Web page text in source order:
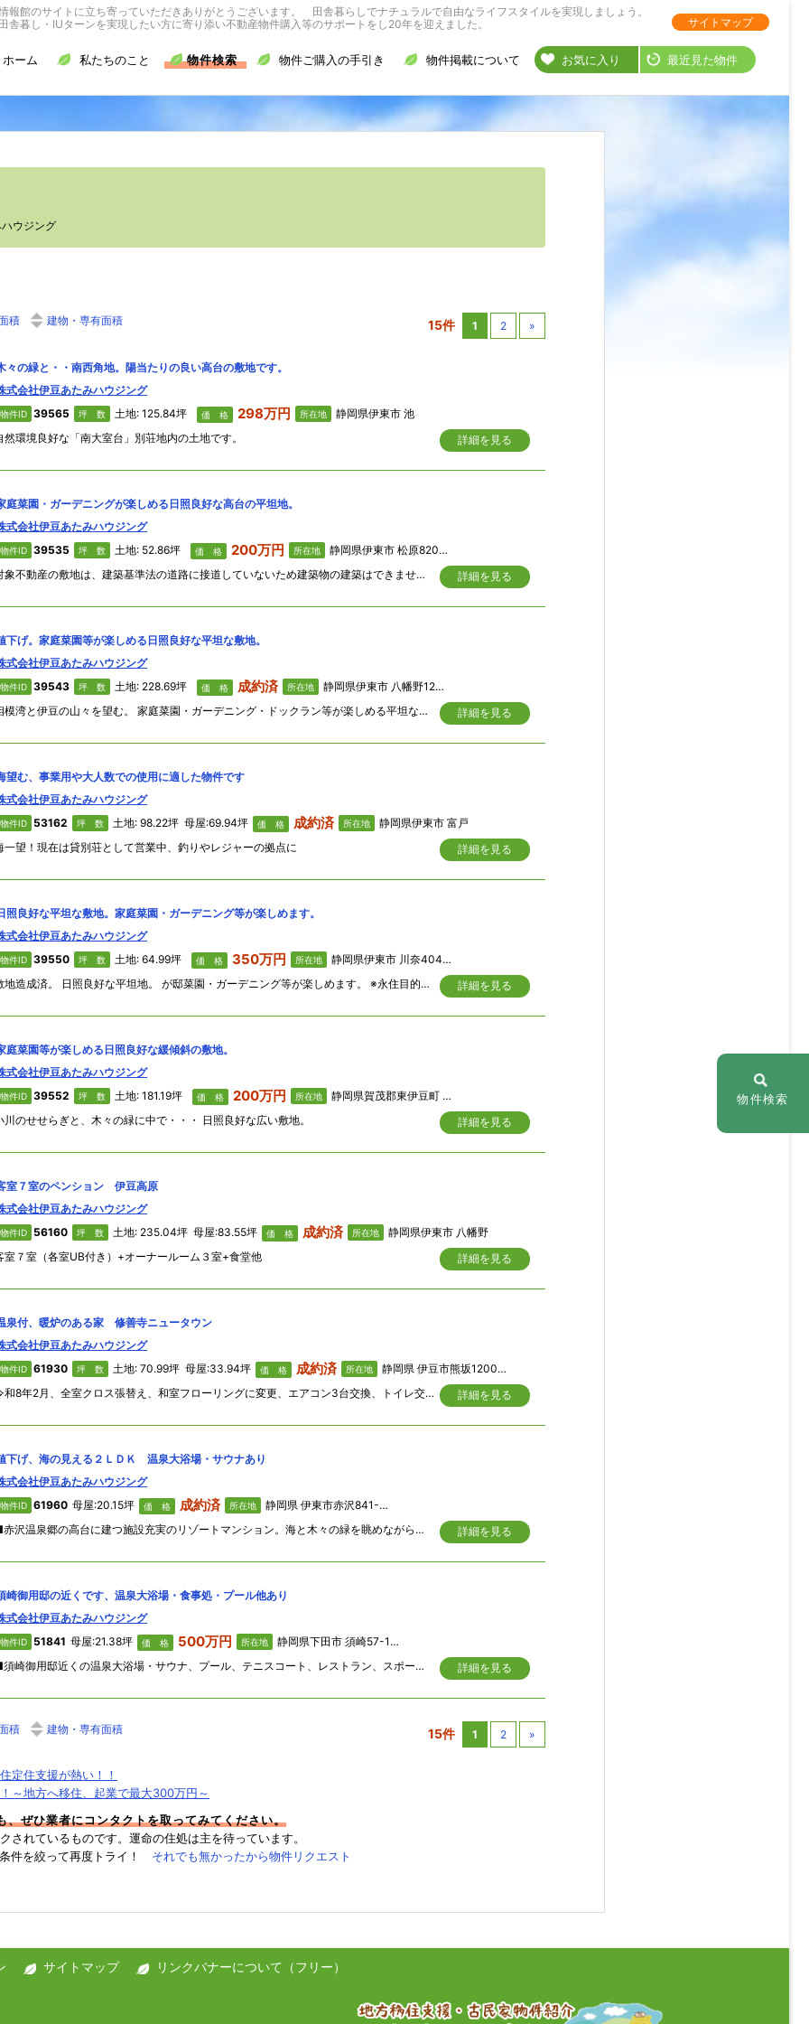
報館のサイトに立ち寄っていただきありがとうございます。 田舎暮らしでナチュラルで自由なライフスタイルを実現しましょう。
暮し・IUターンを実現したい方に寄り添い不動産物件購入等のサポートをし20年を迎えました。
サイトマップ
ホーム 私たちのこと 物件検索 物件ご購入の手引き 物件掲載について お気に入り 最近見た物件
ウジング
積 建物・専有面積 15件 1 2 »
々の緑と・・南西角地。陽当たりの良い高台の敷地です。
式会社伊豆あたみハウジング
物件ID 39565 坪 数 土地: 125.84坪 価 格 298万円 所在地
静岡県伊東市 池
然環境良好な「南大室台」別荘地内の土地です。
詳細を見る
庭菜園・ガーデニングが楽しめる日照良好な高台の平坦地。
式会社伊豆あたみハウジング
物件ID 39535 坪 数 土地: 52.86坪 価 格 200万円 所在地
静岡県伊東市 松原820番地
対象不動産の敷地は、建築基準法の道路に接道していないため建築物の建築はできません。隣接地所有者の承諾、および水路占有許可を取得することにより、建物物の建築が可能です。
詳細を見る
下げ。家庭菜園等が楽しめる日照良好な平坦な敷地。
式会社伊豆あたみハウジング
物件ID 39543 坪 数 土地: 228.69坪 価 格 成約済 所在地
静岡県伊東市 八幡野1243番地 「東興分譲地内」
相模湾と伊豆の山々を望む。 家庭菜園・ガーデニング・ドックラン等が楽しめる平坦な敷地。 東南向き、日照良好。
詳細を見る
望む、事業用や大人数での使用に適した物件です
式会社伊豆あたみハウジング
物件ID 53162 坪 数 土地: 98.22坪 母屋:69.94坪 価 格 成約済 所在地
静岡県伊東市 富戸
一望！現在は貸別荘として営業中、釣りやレジャーの拠点に
詳細を見る
照良好な平坦な敷地。家庭菜園・ガーデニング等が楽しめます。
式会社伊豆あたみハウジング
物件ID 39550 坪 数 土地: 64.99坪 価 格 350万円 所在地
静岡県伊東市 川奈404番地
敷地造成済。 日照良好な平坦地。 が邸菜園・ガーデニング等が楽しめます。 ※永住目的等の場合は緩和措置あり。
詳細を見る
庭菜園等が楽しめる日照良好な緩傾斜の敷地。
式会社伊豆あたみハウジング
物件ID 39552 坪 数 土地: 181.19坪 価 格 200万円 所在地
静岡県賀茂郡東伊豆町 奈良本1495番地 「三井熱川温泉」別荘地
川のせせらぎと、木々の緑に中で・・・ 日照良好な広い敷地。
詳細を見る
室７室のペンション 伊豆高原
式会社伊豆あたみハウジング
物件ID 56160 坪 数 土地: 235.04坪 母屋:83.55坪 価 格 成約済 所在地
静岡県伊東市 八幡野
室７室（各室UB付き）+オーナールーム３室+食堂他
詳細を見る
泉付、暖炉のある家 修善寺ニュータウン
式会社伊豆あたみハウジング
物件ID 61930 坪 数 土地: 70.99坪 母屋:33.94坪 価 格 成約済 所在地
静岡県 伊豆市熊坂1200-34
令和8年2月、全室クロス張替え、和室フローリングに変更、エアコン3台交換、トイレ交換済、屋根はカバー工法でリフォーム済です。
詳細を見る
下げ、海の見える２ＬＤＫ 温泉大浴場・サウナあり
式会社伊豆あたみハウジング
物件ID 61960 母屋:20.15坪 価 格 成約済 所在地
静岡県 伊東市赤沢841-1「エクセルヴィラ伊豆赤沢」
■赤沢温泉郷の高台に建つ施設充実のリゾートマンション。海と木々の緑を眺めながらのリゾートライフを！
詳細を見る
崎御用邸の近くです、温泉大浴場・食事処・プール他あり
式会社伊豆あたみハウジング
物件ID 51841 母屋:21.38坪 価 格 500万円 所在地
静岡県下田市 須崎57-1「アーバンヒルズ下田リゾート」
■須崎御用邸近くの温泉大浴場・サウナ、プール、テニスコート、レストラン、スポーツジム、カラオケルームなど施設充実のリゾートマンションです。
詳細を見る
積 建物・専有面積 15件 1 2 »
定住支援が熱い！！
～地方へ移住、起業で最大300万円～
、ぜひ業者にコンタクトを取ってみてください。
れているものです。運命の住処は主を待っています。
件を絞って再度トライ！ それでも無かったから物件リクエスト
サイトマップ リンクバナーについて（フリー）
物件検索